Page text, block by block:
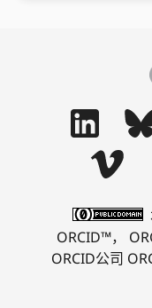
ORCID™，
ORCID公司